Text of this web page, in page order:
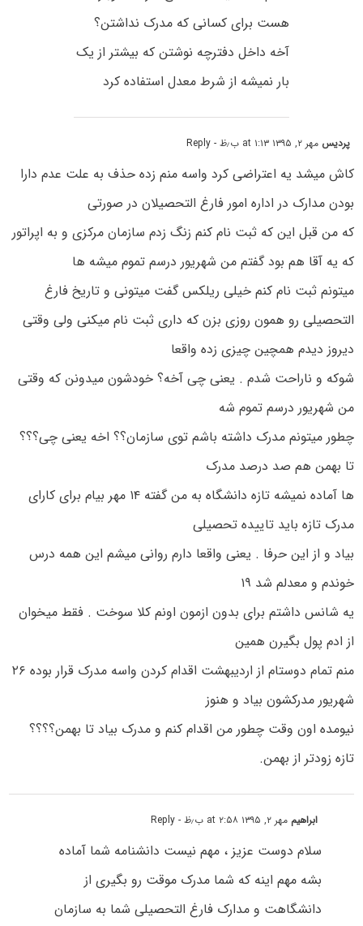
هست برای کسانی که مدرک نداشتن؟
آخه داخل دفترچه نوشتن که بیشتر از یک
بار نمیشه از شرط معدل استفاده کرد
پردیس مهر ۲, ۱۳۹۵ at ۱:۱۳ ب٫ظ - Reply
کاش میشد یه اعتراضی کرد واسه منم زده حذف به علت عدم دارا
بودن مدارک در اداره امور فارغ التحصیلان در صورتی
که من قبل این که ثبت نام کنم زنگ زدم سازمان مرکزی و به اپراتور
که یه آقا هم بود گفتم من شهریور درسم تموم میشه ها
میتونم ثبت نام کنم خیلی ریلکس گفت میتونی و تاریخ فارغ
التحصیلی رو همون روزی بزن که داری ثبت نام میکنی ولی وقتی
دیروز دیدم همچین چیزی زده واقعا
شوکه و ناراحت شدم . یعنی چی آخه؟ خودشون میدونن که وقتی
من شهریور درسم تموم شه
چطور میتونم مدرک داشته باشم توی سازمان؟؟ اخه یعنی چی؟؟؟
تا بهمن هم صد درصد مدرک
ها آماده نمیشه تازه دانشگاه به من گفته ۱۴ مهر بیام برای کارای
مدرک تازه باید تاییده تحصیلی
بیاد و از این حرفا . یعنی واقعا دارم روانی میشم این همه درس
خوندم و معدلم شد ۱۹
یه شانس داشتم برای بدون ازمون اونم کلا سوخت . فقط میخوان
از ادم پول بگیرن همین
منم تمام دوستام از اردیبهشت اقدام کردن واسه مدرک قرار بوده ۲۶
شهریور مدرکشون بیاد و هنوز
نیومده اون وقت چطور من اقدام کنم و مدرک بیاد تا بهمن؟؟؟؟
تازه زودتر از بهمن.
ابراهیم مهر ۲, ۱۳۹۵ at ۲:۵۸ ب٫ظ - Reply
سلام دوست عزیز ، مهم نیست دانشنامه شما آماده
بشه مهم اینه که شما مدرک موقت رو بگیری از
دانشگاهت و مدارک فارغ التحصیلی شما به سازمان